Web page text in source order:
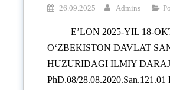
26.09.2025 Admins
E’LON 2025-YIL 18-
O‘ZBEKISTON DAVLAT
HUZURIDAGI ILMIY
PhD.08/